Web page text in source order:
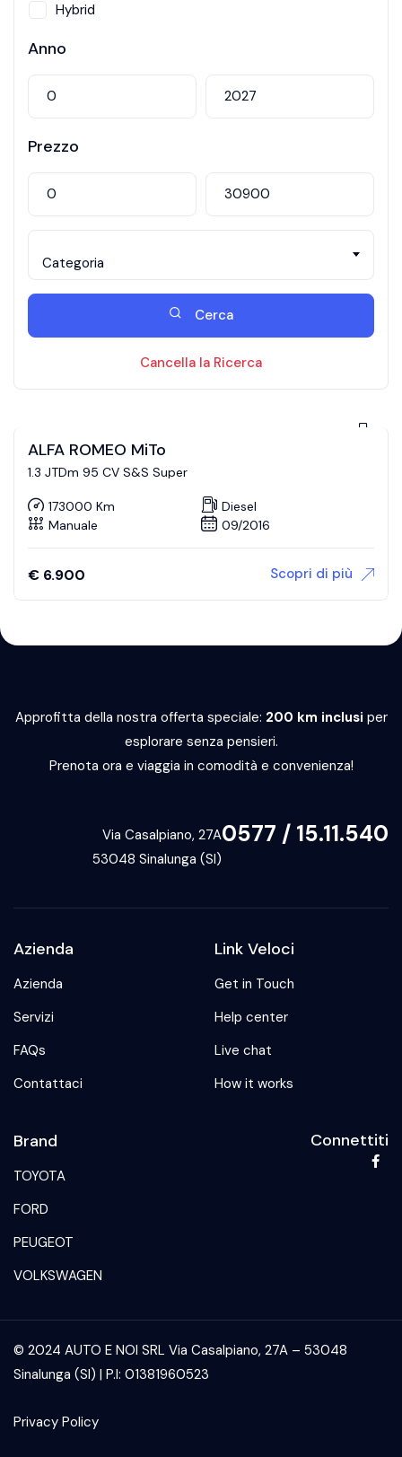
Hybrid
Anno
Prezzo
Categoria
Cerca
Cancella la Ricerca
ALFA ROMEO MiTo
1.3 JTDm 95 CV S&S Super
173000 Km
Diesel
Manuale
09/2016
€ 6.900 Scopri di più
Approfitta della nostra offerta speciale: 200 km inclusi per
esplorare senza pensieri.
Prenota ora e viaggia in comodità e convenienza!
0577 / 15.11.540
Via Casalpiano, 27A
53048 Sinalunga (SI)
Azienda
Azienda
Servizi
FAQs
Contattaci
Link Veloci
Get in Touch
Help center
Live chat
How it works
Brand
TOYOTA
FORD
PEUGEOT
VOLKSWAGEN
Connettiti
© 2024 AUTO E NOI SRL Via Casalpiano, 27A – 53048
Sinalunga (SI) | P.I: 01381960523
Privacy Policy